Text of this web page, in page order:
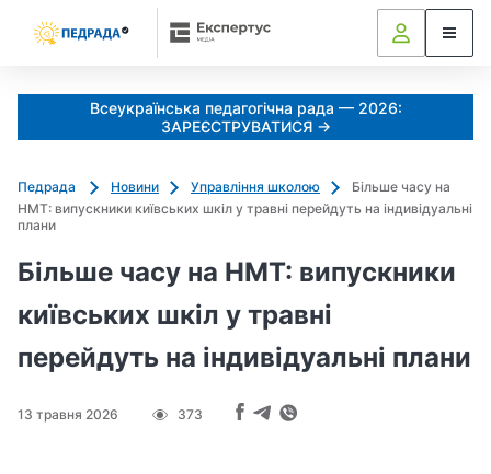
Всеукраїнська педагогічна рада — 2026:
ЗАРЕЄСТРУВАТИСЯ →
Педрада Новини Управління школою
Більше часу на
НМТ: випускники київських шкіл у травні перейдуть на індивідуальні
плани
Більше часу на НМТ: випускники
київських шкіл у травні
перейдуть на індивідуальні плани
13 травня 2026 373